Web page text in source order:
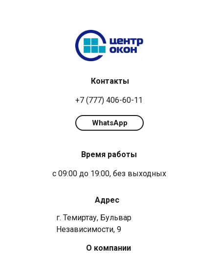
+7 (777) 406-60-11
с 09:00 до 19:00, без выходных
г. Темиртау, Бульвар
Независимости, 9
О компании
Адрес
Время работы
Контакты
WhatsApp